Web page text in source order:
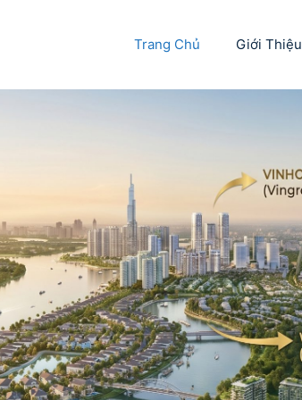
Trang Chủ Giới Thiệu